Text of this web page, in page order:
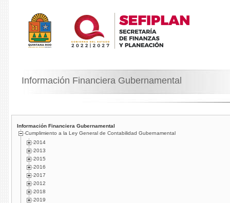
Información Financiera Gubernamental
Información Financiera Gubernamental
Cumplimiento a la Ley General de Contabilidad Gubernamental
2014
2013
2015
2016
2017
2012
2018
2019